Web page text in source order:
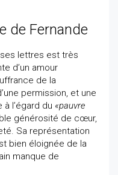
de Fernande
ses lettres est très
d’un amour
de la
permission, et une
l’égard du «pauvre
générosité de cœur,
Sa représentation
bien éloignée de la
manque de